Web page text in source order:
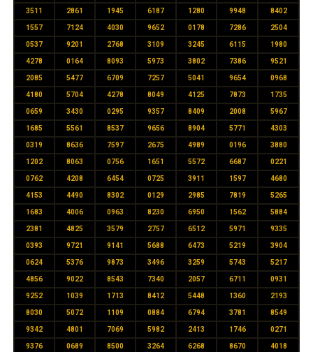
3511 2861 1945 6187 1280 9948 8402
1557 7124 4030 9652 0178 7286 2504
0537 9201 2768 3109 3245 6115 1980
4278 0164 8093 5973 3802 7386 9521
2085 5477 6709 7257 5041 9654 0968
4180 5704 4278 8049 4125 7873 1735
0659 3430 0295 9357 8409 2008 5967
1685 5561 8537 9656 8904 5771 4303
0319 8636 7597 2675 4989 0196 3880
1202 8063 0756 1651 5572 6687 0221
0762 4208 6454 0725 3911 1597 4680
4153 4490 8302 0129 2985 7819 5265
1683 4006 0963 8230 6950 1562 5884
2381 4825 3579 2757 6512 5971 9335
0393 9721 9141 5688 6473 5219 3904
0624 5376 9873 3496 3259 5743 5217
4856 9022 8543 7340 2057 6711 0931
9252 1039 1713 8412 5448 1360 2193
8030 5072 1109 0884 6794 3781 8549
9342 4801 7069 5982 2413 1746 0271
9376 0689 8500 3264 6268 8670 4018